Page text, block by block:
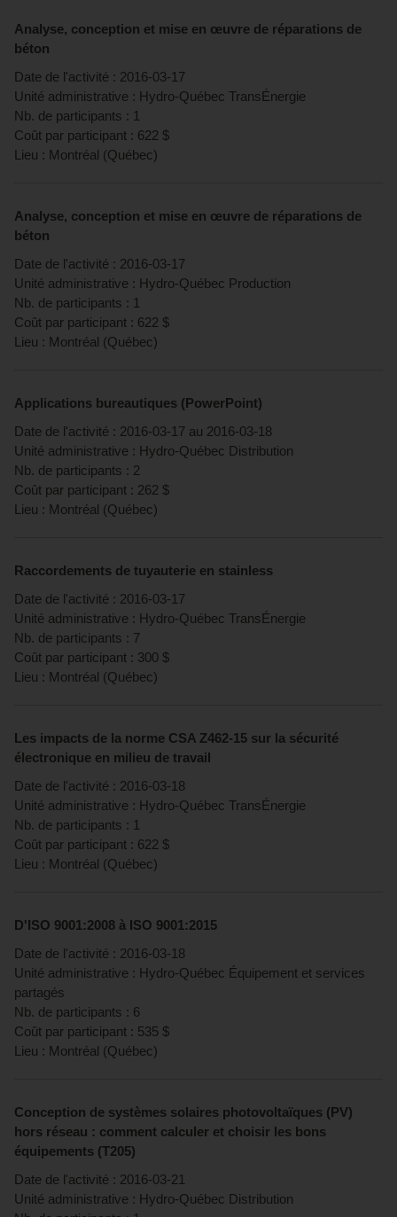
Analyse, conception et mise en œuvre de réparations de
béton
Date de l'activité : 2016-03-17
Unité administrative : Hydro-Québec TransÉnergie
Nb. de participants : 1
Coût par participant : 622 $
Lieu : Montréal (Québec)
Analyse, conception et mise en œuvre de réparations de
béton
Date de l'activité : 2016-03-17
Unité administrative : Hydro-Québec Production
Nb. de participants : 1
Coût par participant : 622 $
Lieu : Montréal (Québec)
Applications bureautiques (PowerPoint)
Date de l'activité : 2016-03-17 au 2016-03-18
Unité administrative : Hydro-Québec Distribution
Nb. de participants : 2
Coût par participant : 262 $
Lieu : Montréal (Québec)
Raccordements de tuyauterie en stainless
Date de l'activité : 2016-03-17
Unité administrative : Hydro-Québec TransÉnergie
Nb. de participants : 7
Coût par participant : 300 $
Lieu : Montréal (Québec)
Les impacts de la norme CSA Z462-15 sur la sécurité
électronique en milieu de travail
Date de l'activité : 2016-03-18
Unité administrative : Hydro-Québec TransÉnergie
Nb. de participants : 1
Coût par participant : 622 $
Lieu : Montréal (Québec)
D'ISO 9001:2008 à ISO 9001:2015
Date de l'activité : 2016-03-18
Unité administrative : Hydro-Québec Équipement et services
partagés
Nb. de participants : 6
Coût par participant : 535 $
Lieu : Montréal (Québec)
Conception de systèmes solaires photovoltaïques (PV)
hors réseau : comment calculer et choisir les bons
équipements (T205)
Date de l'activité : 2016-03-21
Unité administrative : Hydro-Québec Distribution